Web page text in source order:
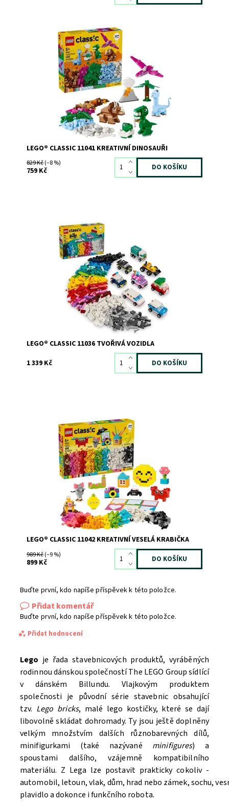
Připravte se na dobrodružství v dobách dávno minulých
se svými oblíbenými dinosaury!
Dostupnost:
Skladem3
12102
LEGO
LEGO® CLASSIC 11041 KREATIVNÍ DINOSAUŘI
829 Kč(–8 %)
759 Kč
Postavte a upravte si policejní auto a další vozidla z
kostek LEGO®
Dostupnost:
Skladem3
11367
LEGO
LEGO® CLASSIC 11036 TVOŘIVÁ VOZIDLA
1 339 Kč
Rozprouděte kreativní zábavu se stavebnicí LEGO®
Classic Kreativní veselá krabička
Dostupnost:
Skladem2
12105
LEGO
LEGO® CLASSIC 11042 KREATIVNÍ VESELÁ KRABIČKA
989 Kč(–9 %)
899 Kč
Buďte první, kdo napíše příspěvek k této položce.
Přidat komentář
Buďte první, kdo napíše příspěvek k této položce.
Přidat hodnocení
Souhlasím seZpracováním osobních údajů.
Lego je řada stavebnicových produktů, vyráběných
rodinnou dánskou společností The LEGO Group sídlící
v dánském Billundu. Vlajkovým produktem
společnosti je původní série stavebnic obsahující
tzv. Lego bricks, malé lego kostičky, které se dají
libovolně skládat dohromady. Ty jsou ještě doplněny
velkým množstvím dalších různobarevných dílů,
minifigurkami (také nazývané minifigures) a
spoustami dalšího, vzájemně kompatibilního
materiálu. Z Lega lze postavit prakticky cokoliv -
automobil, letoun, vlak, dům, hrad nebo zámek, sochu,
plavidlo a dokonce i funkčního robota.